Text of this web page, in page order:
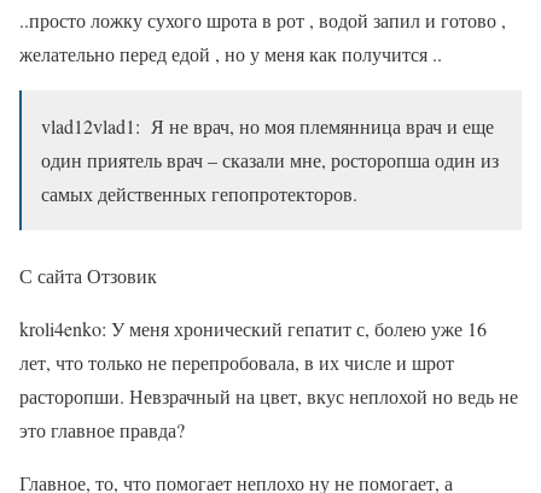
..просто ложку сухого шрота в рот , водой запил и готово ,
желательно перед едой , но у меня как получится ..
vlad12vlad1: Я не врач, но моя племянница врач и еще
один приятель врач – сказали мне, росторопша один из
самых действенных гепопротекторов.
С сайта Отзовик
kroli4enko: У меня хронический гепатит с, болею уже 16
лет, что только не перепробовала, в их числе и шрот
расторопши. Невзрачный на цвет, вкус неплохой но ведь не
это главное правда?
Главное, то, что помогает неплохо ну не помогает, а